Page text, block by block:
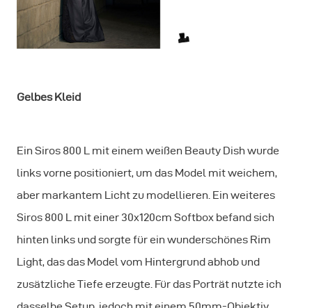
Gelbes Kleid
Ein Siros 800 L mit einem weißen Beauty Dish wurde
links vorne positioniert, um das Model mit weichem,
aber markantem Licht zu modellieren. Ein weiteres
Siros 800 L mit einer 30x120cm Softbox befand sich
hinten links und sorgte für ein wunderschönes Rim
Light, das das Model vom Hintergrund abhob und
zusätzliche Tiefe erzeugte. Für das Porträt nutzte ich